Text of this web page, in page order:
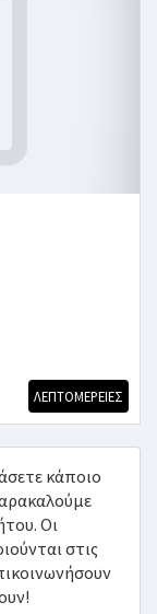
ΛΕΠΤΟΜΕΡΕΙΕΣ
κάποιο
Οι
στις